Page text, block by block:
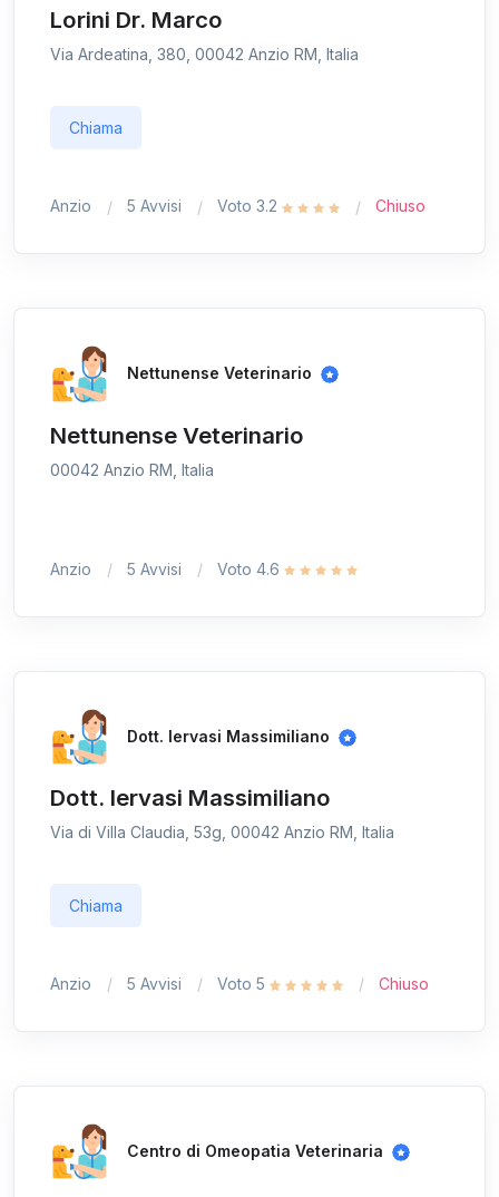
Lorini Dr. Marco
Via Ardeatina, 380, 00042 Anzio RM, Italia
Chiama
Anzio 5 Avvisi Voto 3.2 Chiuso
Nettunense Veterinario
Nettunense Veterinario
00042 Anzio RM, Italia
Anzio 5 Avvisi Voto 4.6
Dott. Iervasi Massimiliano
Dott. Iervasi Massimiliano
Via di Villa Claudia, 53g, 00042 Anzio RM, Italia
Chiama
Anzio 5 Avvisi Voto 5 Chiuso
Centro di Omeopatia Veterinaria